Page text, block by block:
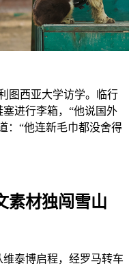
图西亚大学访学。临行
进行李箱，“他说国外
：“他连新毛巾都没舍得
素材独闯雪山
泰博启程，经罗马转车